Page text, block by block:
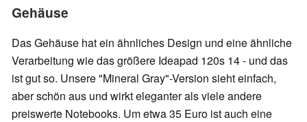
Gehäuse
Das Gehäuse hat ein ähnliches Design und eine ähnliche
Verarbeitung wie das größere Ideapad 120s 14 - und das
ist gut so. Unsere "Mineral Gray"-Version sieht einfach,
aber schön aus und wirkt eleganter als viele andere
preiswerte Notebooks. Um etwa 35 Euro ist auch eine